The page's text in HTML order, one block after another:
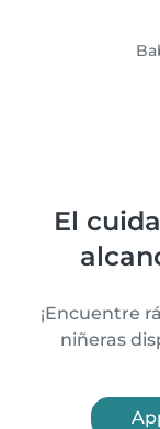
El
¡Encuentre
niñeras